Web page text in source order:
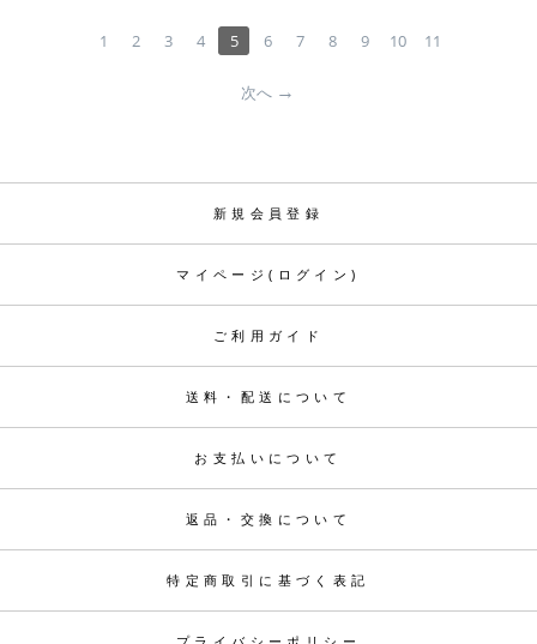
1 2 3 4 5 6 7 8 9 10 11
次へ
新規会員登録
マイページ(ログイン)
ご利用ガイド
送料・配送について
お支払いについて
返品・交換について
特定商取引に基づく表記